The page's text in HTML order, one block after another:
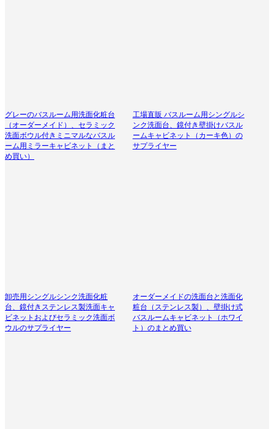
グレーのバスルーム用洗面化粧台
（オーダーメイド）、セラミック
洗面ボウル付きミニマルなバスル
ーム用ミラーキャビネット（まと
め買い）
工場直販 バスルーム用シングルシ
ンク洗面台、鏡付き壁掛けバスル
ームキャビネット（カーキ色）の
サプライヤー
卸売用シングルシンク洗面化粧
台、鏡付きステンレス製洗面キャ
ビネットおよびセラミック洗面ボ
ウルのサプライヤー
オーダーメイドの洗面台と洗面化
粧台（ステンレス製）、壁掛け式
バスルームキャビネット（ホワイ
ト）のまとめ買い